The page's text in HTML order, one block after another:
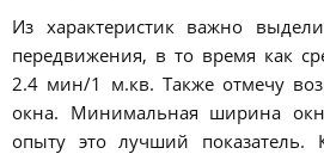
Из характеристик важно
передвижения, в то время как
2.4 мин/1 м.кв. Также отмечу
окна. Минимальная ширина
опыту это лучший показатель.